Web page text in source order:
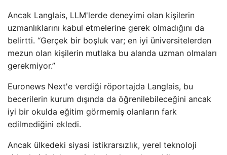
Ancak Langlais, LLM'lerde deneyimi olan kişilerin
uzmanlıklarını kabul etmelerine gerek olmadığını da
belirtti. “Gerçek bir boşluk var; en iyi üniversitelerden
mezun olan kişilerin mutlaka bu alanda uzman olmaları
gerekmiyor.”
Euronews Next'e verdiği röportajda Langlais, bu
becerilerin kurum dışında da öğrenilebileceğini ancak
iyi bir okulda eğitim görmemiş olanların fark
edilmediğini ekledi.
Ancak ülkedeki siyasi istikrarsızlık, yerel teknoloji